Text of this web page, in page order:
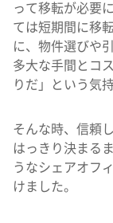
って移転が必要
ては短期間に移
に、物件選びや
多大な手間とコ
りだ」という気
そんな時、信頼
はっきり決まる
うなシェアオフ
けました。